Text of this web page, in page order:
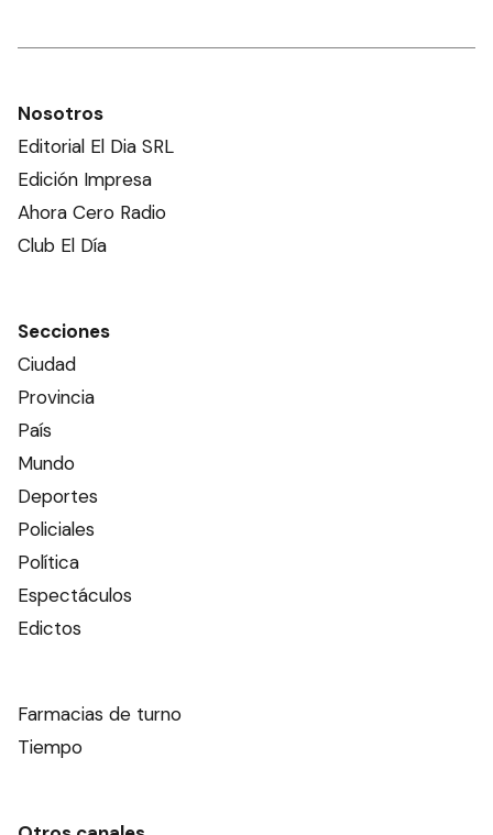
Nosotros
Editorial El Dia SRL
Edición Impresa
Ahora Cero Radio
Club El Día
Secciones
Ciudad
Provincia
País
Mundo
Deportes
Policiales
Política
Espectáculos
Edictos
Farmacias de turno
Tiempo